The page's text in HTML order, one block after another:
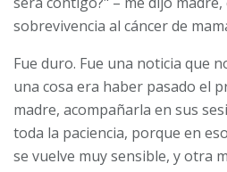
sobrevivencia al cáncer de
Fue duro. Fue una noticia que
una cosa era haber pasado el
madre, acompañarla en sus
toda la paciencia, porque en
se vuelve muy sensible, y otra